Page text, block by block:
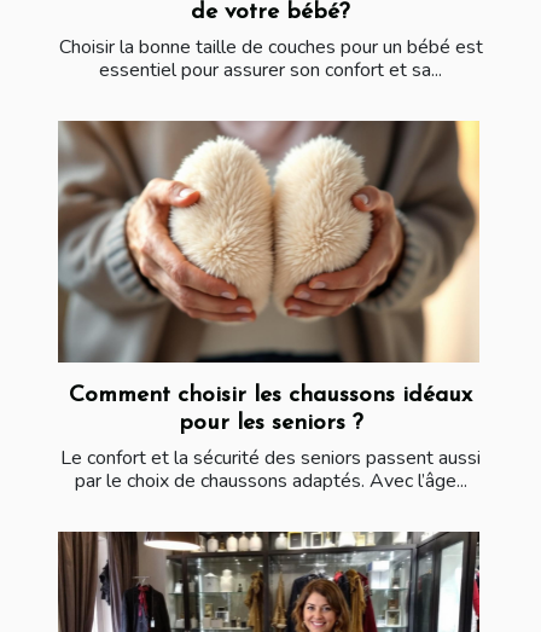
de votre bébé?
Choisir la bonne taille de couches pour un bébé est
essentiel pour assurer son confort et sa...
Comment choisir les chaussons idéaux
pour les seniors ?
Le confort et la sécurité des seniors passent aussi
par le choix de chaussons adaptés. Avec l’âge...